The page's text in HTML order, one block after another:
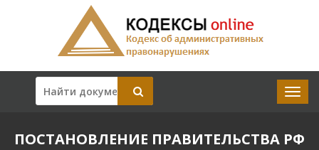
ПОСТАНОВЛЕНИЕ ПРАВИТЕЛЬСТВА РФ